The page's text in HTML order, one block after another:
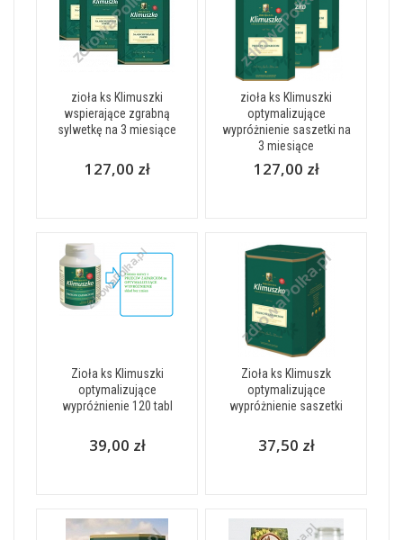
zioła ks Klimuszki
wspierające zgrabną
sylwetkę na 3 miesiące
127,00 zł
zioła ks Klimuszki
optymalizujące
wypróżnienie saszetki na
3 miesiące
127,00 zł
Zioła ks Klimuszki
optymalizujące
wypróżnienie 120 tabl
39,00 zł
Zioła ks Klimuszk
optymalizujące
wypróżnienie saszetki
37,50 zł